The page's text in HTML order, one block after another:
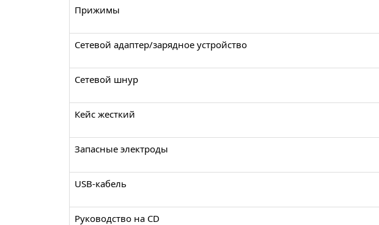
Прижимы
Сетевой адаптер/зарядное устройство
Сетевой шнур
Кейс жесткий
Запасные электроды
USB-кабель
Руководство на CD